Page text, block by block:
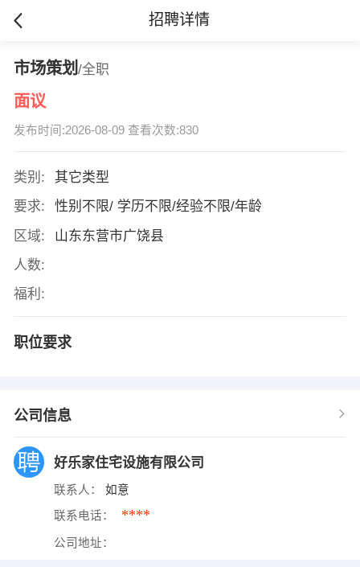
招聘详情
市场策划 /全职
面议
发布时间:2026-08-09 查看次数:830
类别:
其它类型
要求:
性别不限/ 学历不限/经验不限/年龄
区域:
山东东营市广饶县
人数:
福利:
职位要求
公司信息
好乐家住宅设施有限公司
联系人： 如意
联系电话： ****
公司地址：